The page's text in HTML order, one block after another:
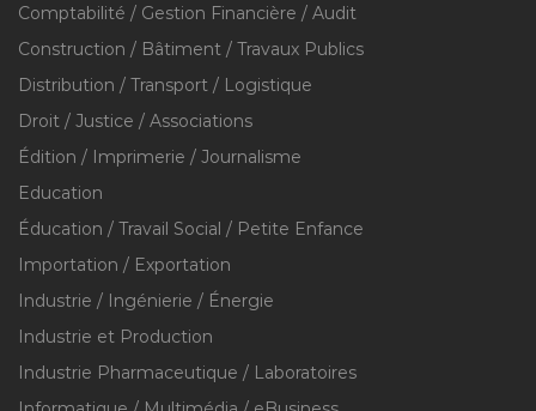
Comptabilité / Gestion Financière / Audit
Construction / Bâtiment / Travaux Publics
Distribution / Transport / Logistique
Droit / Justice / Associations
Édition / Imprimerie / Journalisme
Education
Éducation / Travail Social / Petite Enfance
Importation / Exportation
Industrie / Ingénierie / Énergie
Industrie et Production
Industrie Pharmaceutique / Laboratoires